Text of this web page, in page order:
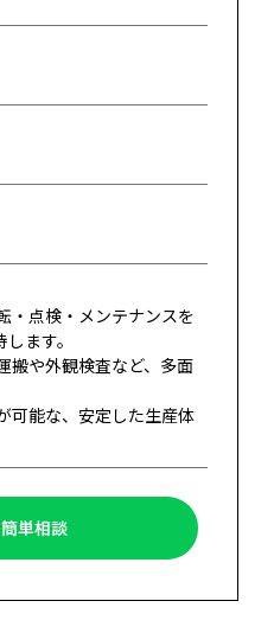
・点検・メンテナンスを
ます。
搬や外観検査など、多面
可能な、安定した生産体
単相談